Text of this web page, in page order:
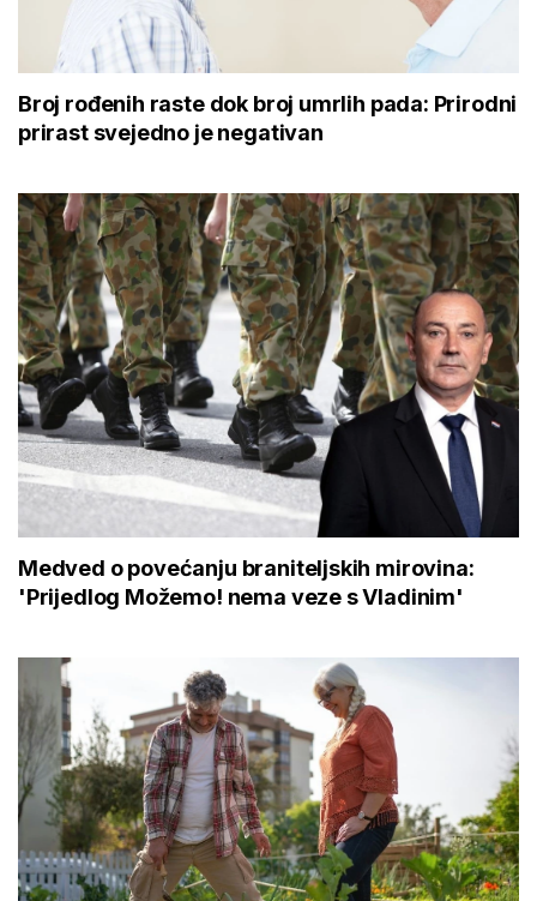
Broj rođenih raste dok broj umrlih pada: Prirodni
prirast svejedno je negativan
Medved o povećanju braniteljskih mirovina:
'Prijedlog Možemo! nema veze s Vladinim'